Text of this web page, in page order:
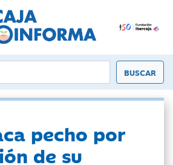
pecho por
de su